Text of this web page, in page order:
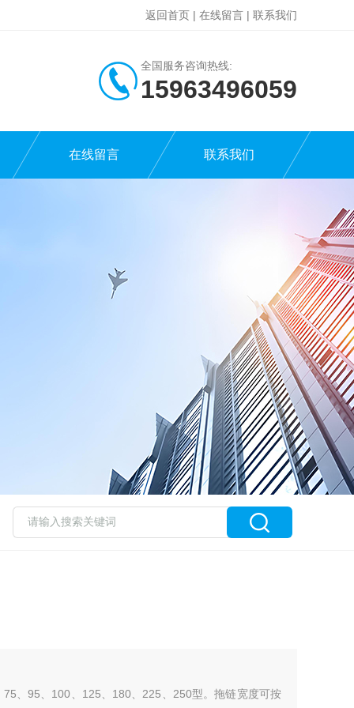
返回首页 | 在线留言 | 联系我们
全国服务咨询热线:
15963496059
在线留言 联系我们
、95、100、125、180、225、250型。拖链宽度可按